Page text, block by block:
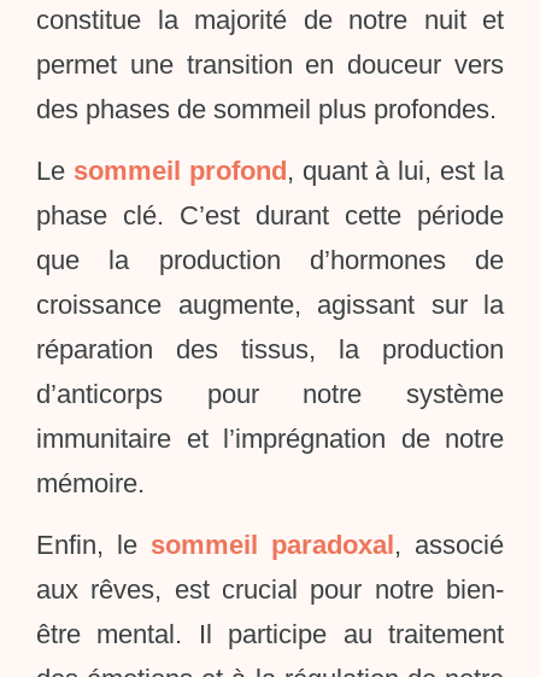
constitue la majorité de notre nuit et
permet une transition en douceur vers
des phases de sommeil plus profondes.
Le sommeil profond , quant à lui, est la
phase clé. C’est durant cette période
que la production d’hormones de
croissance augmente, agissant sur la
réparation des tissus, la production
d’anticorps pour notre système
immunitaire et l’imprégnation de notre
mémoire.
Enfin, le sommeil paradoxal , associé
aux rêves, est crucial pour notre bien-
être mental. Il participe au traitement